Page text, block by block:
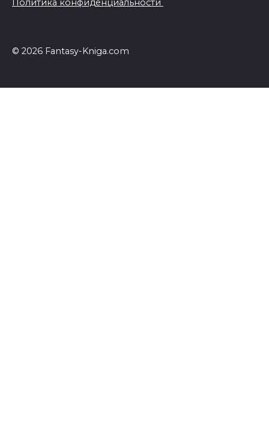
Политика конфиденциальности
© 2026 Fantasy-Kniga.com